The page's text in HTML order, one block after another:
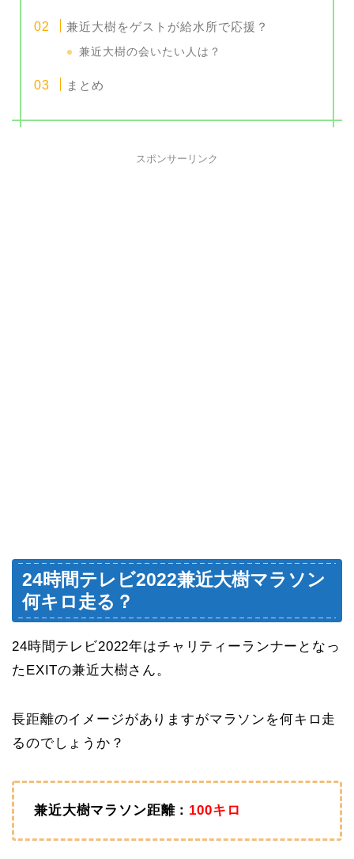
兼近大樹をゲストが給水所で応援？
兼近大樹の会いたい人は？
まとめ
スポンサーリンク
24時間テレビ2022兼近大樹マラソン
何キロ走る？
24時間テレビ2022年はチャリティーランナーとなっ
たEXITの兼近大樹さん。
長距離のイメージがありますがマラソンを何キロ走
るのでしょうか？
兼近大樹マラソン距離： 100キロ